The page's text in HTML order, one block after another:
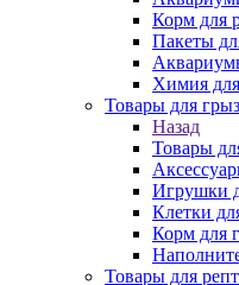
Корм для
Пакеты
Химия
Товары для
Назад
Товары
Игрушки
Клетки
Корм для
Товары для